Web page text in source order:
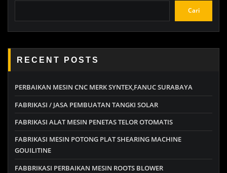
Cari
RECENT POSTS
PERBAIKAN MESIN CNC MERK SYNTEX,FANUC SURABAYA
FABRIKASI / JASA PEMBUATAN TANGKI SOLAR
FABRIKASI ALAT MESIN PENETAS TELOR OTOMATIS
FABRIKASI MESIN POTONG PLAT SHEARING MACHINE
GOUILITINE
FABBRIKASI PERBAIKAN MESIN ROOTS BLOWER